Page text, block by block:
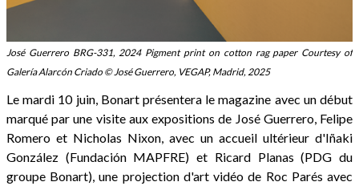
José Guerrero BRG-331, 2024 Pigment print on cotton rag paper Courtesy of
Galería Alarcón Criado © José Guerrero, VEGAP, Madrid, 2025
Le mardi 10 juin, Bonart présentera le magazine avec un début
marqué par une visite aux expositions de José Guerrero, Felipe
Romero et Nicholas Nixon, avec un accueil ultérieur d'Iñaki
González (Fundación MAPFRE) et Ricard Planas (PDG du
groupe Bonart), une projection d'art vidéo de Roc Parés avec